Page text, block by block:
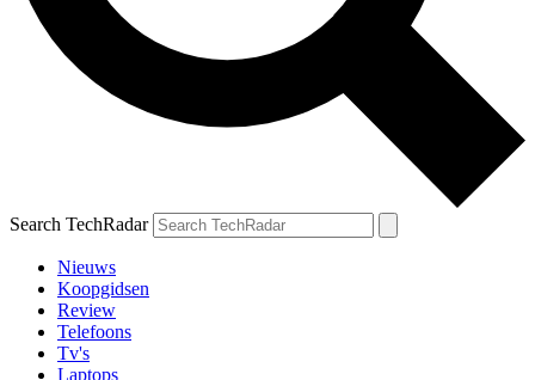
Search TechRadar
Nieuws
Koopgidsen
Review
Telefoons
Tv's
Laptops